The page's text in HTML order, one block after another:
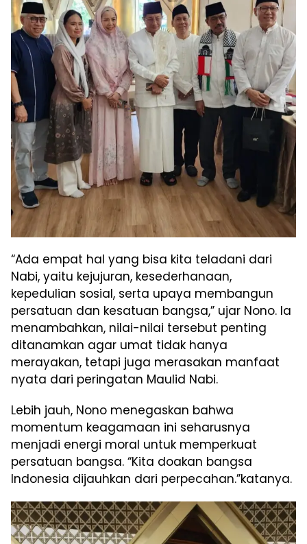
“Ada empat hal yang bisa kita teladani dari
Nabi, yaitu kejujuran, kesederhanaan,
kepedulian sosial, serta upaya membangun
persatuan dan kesatuan bangsa,” ujar Nono. Ia
menambahkan, nilai-nilai tersebut penting
ditanamkan agar umat tidak hanya
merayakan, tetapi juga merasakan manfaat
nyata dari peringatan Maulid Nabi.
Lebih jauh, Nono menegaskan bahwa
momentum keagamaan ini seharusnya
menjadi energi moral untuk memperkuat
persatuan bangsa. “Kita doakan bangsa
Indonesia dijauhkan dari perpecahan.”katanya.